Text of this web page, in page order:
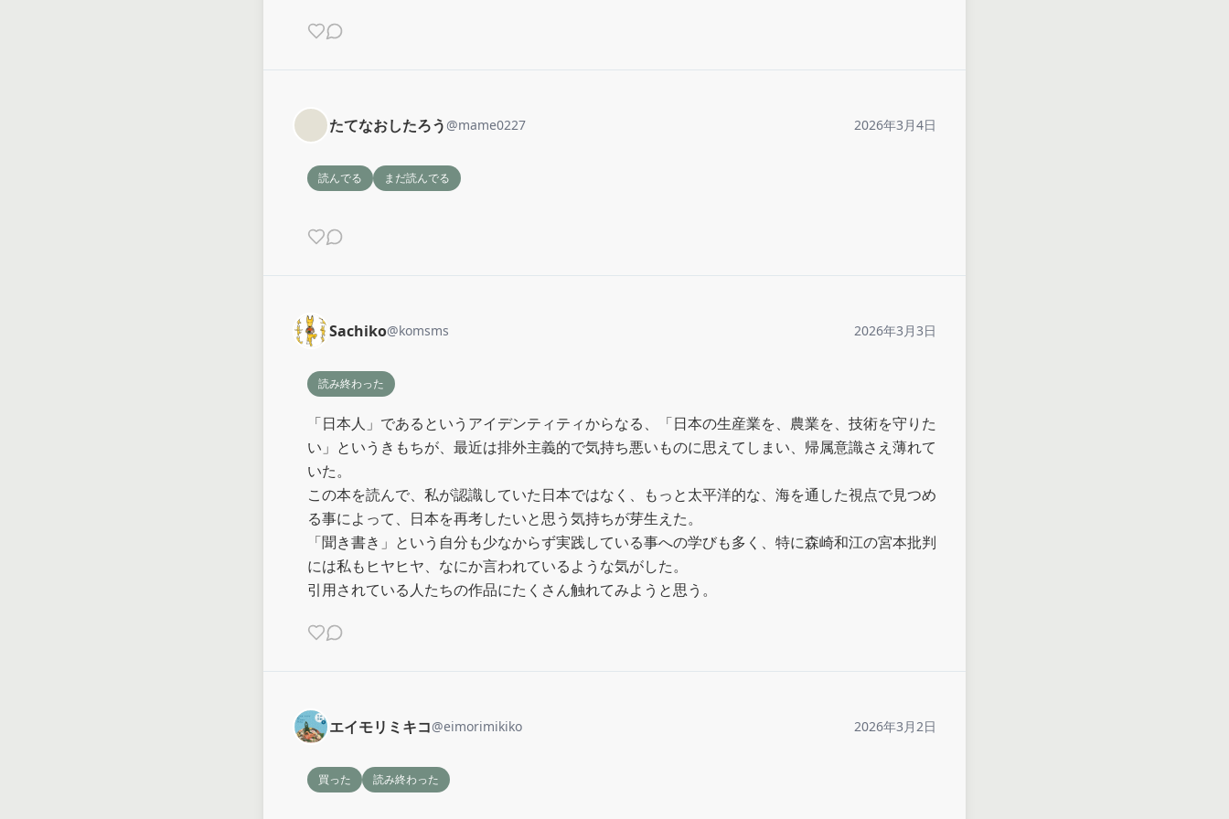
たてなおしたろう @mame0227 2026年3月4日
読んでる まだ読んでる
Sachiko@komsms 2026年3月3日
読み終わった
「日本人」であるというアイデンティティからなる、「日本の生産業を、農業を、技術を守りた
い」というきもちが、最近は排外主義的で気持ち悪いものに思えてしまい、帰属意識さえ薄れて
いた。
この本を読んで、私が認識していた日本ではなく、もっと太平洋的な、海を通した視点で見つめ
る事によって、日本を再考したいと思う気持ちが芽生えた。
「聞き書き」という自分も少なからず実践している事への学びも多く、特に森崎和江の宮本批判
には私もヒヤヒヤ、なにか言われているような気がした。
引用されている人たちの作品にたくさん触れてみようと思う。
エイモリミキコ@eimorimikiko 2026年3月2日
買った 読み終わった